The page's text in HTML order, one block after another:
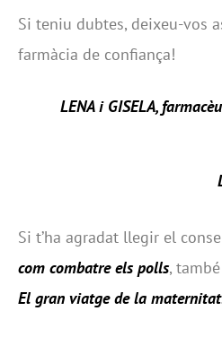
Si teniu dubtes, deixeu-vos
farmàcia de confiança!
LENA i GISELA,
Si t’ha agradat llegir el
com combatre els polls,
El gran viatge de la maternitat